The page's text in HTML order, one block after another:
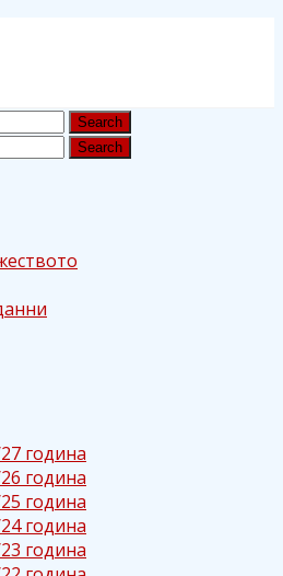
година
година
година
година
година